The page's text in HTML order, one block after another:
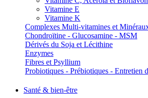
Vitamine E
Vitamine K
Complexes Multi-vitamines et
Chondroïtine - Glucosamine - MSM
Dérivés du Soja et Lécithine
Enzymes
Fibres et Psyllium
Probiotiques - Prébiotiques - Entretien
Santé & bien-être